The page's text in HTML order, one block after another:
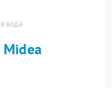
вода
Midea